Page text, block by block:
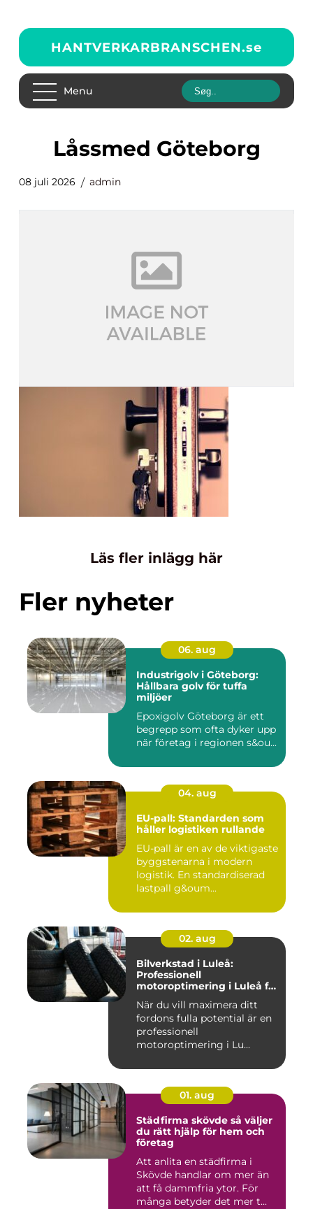
HANTVERKARBRANSCHEN.se
Menu
Låssmed Göteborg
08 juli 2026 admin
Läs fler inlägg här
Fler nyheter
06. aug
Industrigolv i Göteborg:
Hållbara golv för tuffa
miljöer
Epoxigolv Göteborg är ett
begrepp som ofta dyker upp
när företag i regionen s&ou...
04. aug
EU-pall: Standarden som
håller logistiken rullande
EU-pall är en av de viktigaste
byggstenarna i modern
logistik. En standardiserad
lastpall g&oum...
02. aug
Bilverkstad i Luleå:
Professionell
motoroptimering i Luleå för
När du vill maximera ditt
fordons fulla potential är en
professionell
motoroptimering i Lu...
01. aug
Städfirma skövde så väljer
du rätt hjälp för hem och
företag
Att anlita en städfirma i
Skövde handlar om mer än
att få dammfria ytor. För
många betyder det mer t...